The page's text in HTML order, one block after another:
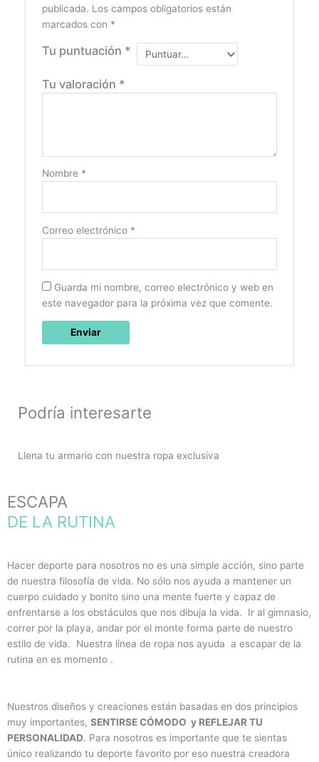
publicada. Los campos obligatorios están
marcados con *
Tu puntuación *
Tu valoración *
Nombre *
Correo electrónico *
Guarda mi nombre, correo electrónico y web en
este navegador para la próxima vez que comente.
Podría interesarte
Llena tu armario con nuestra ropa exclusiva
ESCAPA
DE LA RUTINA
Hacer deporte para nosotros no es una simple acción, sino parte
de nuestra filosofía de vida. No sólo nos ayuda a mantener un
cuerpo cuidado y bonito sino una mente fuerte y capaz de
enfrentarse a los obstáculos que nos dibuja la vida. Ir al gimnasio,
correr por la playa, andar por el monte forma parte de nuestro
estilo de vida. Nuestra línea de ropa nos ayuda a escapar de la
rutina en es momento .
Nuestros diseños y creaciones están basadas en dos principios
muy importantes, SENTIRSE CÓMODO y REFLEJAR TU
PERSONALIDAD. Para nosotros es importante que te sientas
único realizando tu deporte favorito por eso nuestra creadora